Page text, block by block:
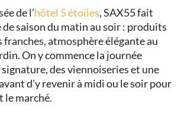
de l’hôtel 5 étoiles, SAX55 fait
saison du matin au soir : produits
franches, atmosphère élégante au
On y commence la journée
des viennoiseries et une
d’y revenir à midi ou le soir pour
le marché.